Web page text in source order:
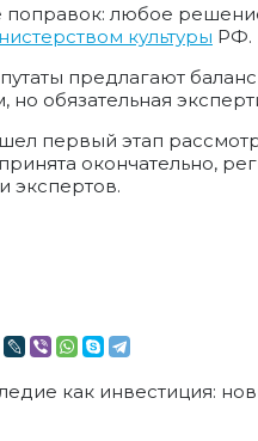
любое
культуры РФ.
предлагают
но обязательная
первый этап
окончательно,
экспертов.
как инвестиция: